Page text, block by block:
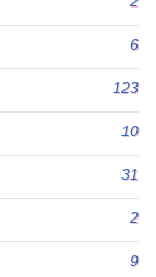
6
123
10
31
2
9